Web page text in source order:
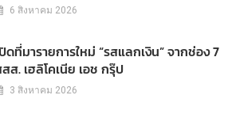
6 สิงหาคม 2026
ดที่มารายการใหม่ “รสแลกเงิน” จากช่อง 7
ส. เฮลิโคเนีย เอช กรุ๊ป
3 สิงหาคม 2026